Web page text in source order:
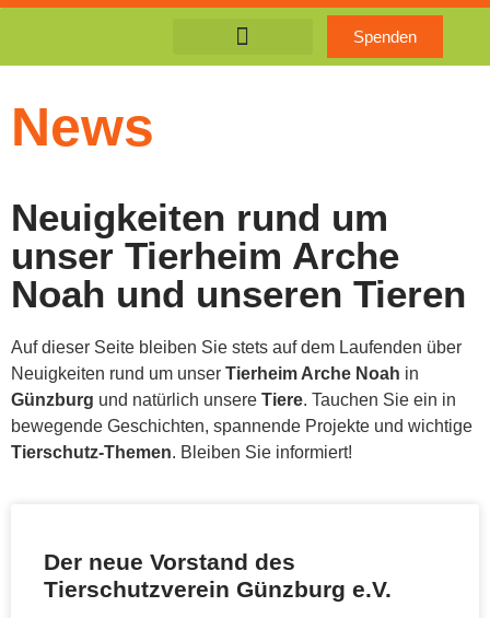
Spenden
News
Neuigkeiten rund um
unser Tierheim Arche
Noah und unseren Tieren
Auf dieser Seite bleiben Sie stets auf dem Laufenden über
Neuigkeiten rund um unser Tierheim Arche Noah in
Günzburg und natürlich unsere Tiere. Tauchen Sie ein in
bewegende Geschichten, spannende Projekte und wichtige
Tierschutz-Themen. Bleiben Sie informiert!
Der neue Vorstand des
Tierschutzverein Günzburg e.V.